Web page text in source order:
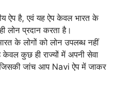
ऐप है, एवं यह ऐप केवल भारत के
लोन प्रदान करता है।
के लोगों को लोन उपलब्ध नहीं
केवल कुछ ही राज्यों में अपनी सेवा
जिसकी जांच आप Navi ऐप में जाकर